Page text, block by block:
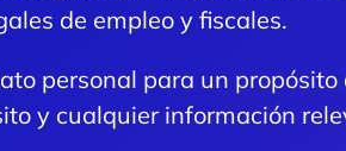
de empleo y fiscales.
personal para un
y cualquier información